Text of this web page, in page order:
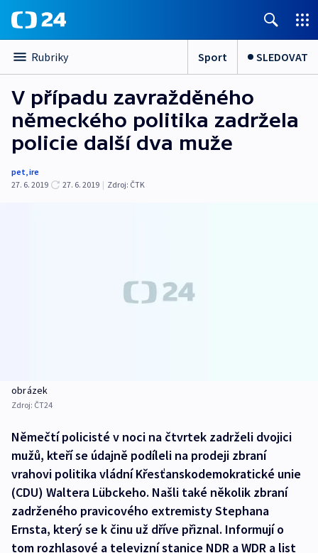
Rubriky Sport SLEDOVAT
V případu zavražděného
německého politika zadržela
policie další dva muže
pet,ire
27. 6. 2019
27. 6. 2019 | Zdroj: ČTK
obrázek
Zdroj: ČT24
Němečtí policisté v noci na čtvrtek zadrželi dvojici
mužů, kteří se údajně podíleli na prodeji zbraní
vrahovi politika vládní Křesťanskodemokratické unie
(CDU) Waltera Lübckeho. Našli také několik zbraní
zadrženého pravicového extremisty Stephana
Ernsta, který se k činu už dříve přiznal. Informují o
tom rozhlasové a televizní stanice NDR a WDR a list